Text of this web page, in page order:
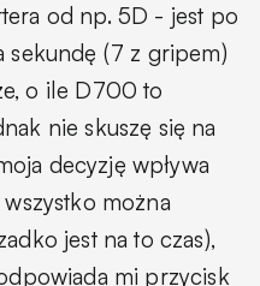
od np. 5D - jest po
sekundę (7 z gripem)
o ile D700 to
nie skuszę się na
decyzję wpływa
można
jest na to czas),
mi przycisk